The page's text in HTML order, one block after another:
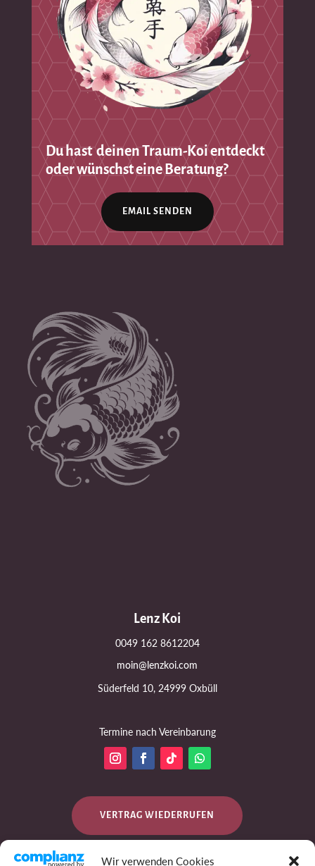
Wir verwenden Cookies
Du hast deinen Traum-Koi entdeckt
oder wünschst eine Beratung?
EMAIL SENDEN
Lenz Koi
0049 162 8612204
moin@lenzkoi.com
Süderfeld 10, 24999 Oxbüll
Termine nach Vereinbarung
VERTRAG WIEDERRUFEN